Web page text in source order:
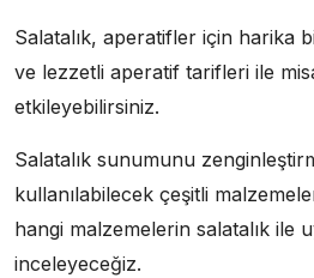
Salatalık, aperatifler için harika
ve lezzetli aperatif tarifleri ile
etkileyebilirsiniz.
Salatalık sunumunu
kullanılabilecek çeşitli
hangi malzemelerin salatalık ile
inceleyeceğiz.